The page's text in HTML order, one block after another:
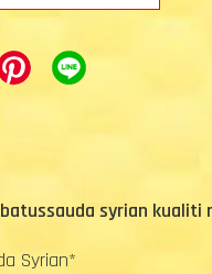
syrian kualiti
Syrian*